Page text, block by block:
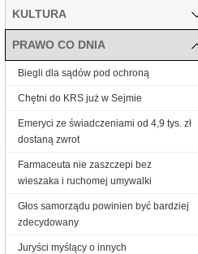
KULTURA
PRAWO CO DNIA
Biegli dla sądów pod ochroną
Chętni do KRS już w Sejmie
Emeryci ze świadczeniami od 4,9 tys. zł
dostaną zwrot
Farmaceuta nie zaszczepi bez
wieszaka i ruchomej umywalki
Głos samorządu powinien być bardziej
zdecydowany
Juryści myślący o innych